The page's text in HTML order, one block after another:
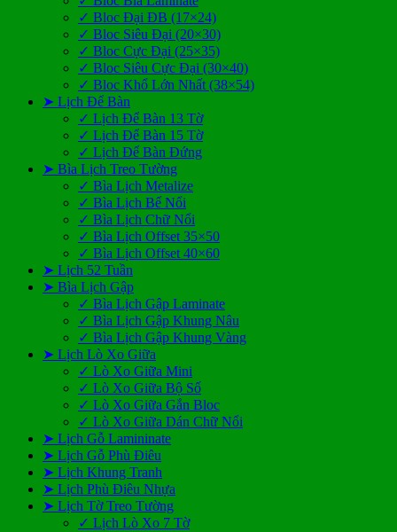
✓ Bloc Đại ĐB (17×24)
✓ Bloc Siêu Đại (20×30)
✓ Bloc Cực Đại (25×35)
✓ Bloc Siêu Cực Đại (30×40)
✓ Bloc Khổ Lớn Nhất (38×54)
➤ Lịch Để Bàn
✓ Lịch Để Bàn 13 Tờ
✓ Lịch Để Bàn 15 Tờ
✓ Lịch Để Bàn Đứng
➤ Bìa Lịch Treo Tường
✓ Bìa Lịch Metalize
✓ Bìa Lịch Bế Nổi
✓ Bìa Lịch Chữ Nổi
✓ Bìa Lịch Offset 35×50
✓ Bìa Lịch Offset 40×60
➤ Lịch 52 Tuần
➤ Bìa Lịch Gập
✓ Bìa Lịch Gập Laminate
✓ Bìa Lịch Gập Khung Nâu
✓ Bìa Lịch Gập Khung Vàng
➤ Lịch Lò Xo Giữa
✓ Lò Xo Giữa Mini
✓ Lò Xo Giữa Bộ Số
✓ Lò Xo Giữa Gắn Bloc
✓ Lò Xo Giữa Dán Chữ Nổi
➤ Lịch Gỗ Lamininate
➤ Lịch Gỗ Phù Điêu
➤ Lịch Khung Tranh
➤ Lịch Phù Điêu Nhựa
➤ Lịch Tờ Treo Tường
✓ Lịch Lò Xo 7 Tờ